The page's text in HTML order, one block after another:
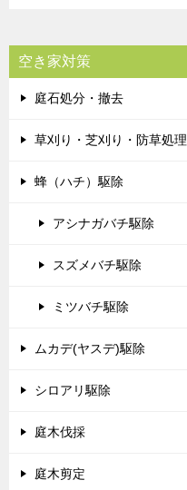
空き家対策
庭石処分・撤去
草刈り・芝刈り・防草処理
蜂（ハチ）駆除
アシナガバチ駆除
スズメバチ駆除
ミツバチ駆除
ムカデ(ヤスデ)駆除
シロアリ駆除
庭木伐採
庭木剪定